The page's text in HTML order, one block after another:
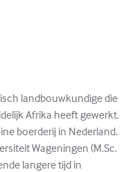
landbouwkundige die
Afrika heeft gewerkt.
boerderij in Nederland.
Wageningen (M.Sc.
langere tijd in